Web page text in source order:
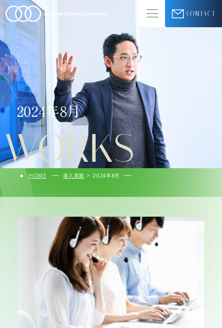
CONTACT
2024年8月
WORKS
HOME 導入実績 ＞ 2024年8月